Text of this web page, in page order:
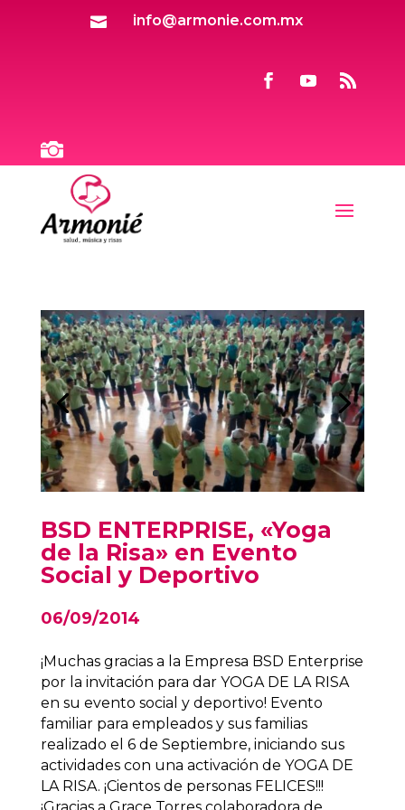
 info@armonie.com.mx

BSD ENTERPRISE, «Yoga
de la Risa» en Evento
Social y Deportivo
06/09/2014
¡Muchas gracias a la Empresa BSD Enterprise
por la invitación para dar YOGA DE LA RISA
en su evento social y deportivo! Evento
familiar para empleados y sus familias
realizado el 6 de Septiembre, iniciando sus
actividades con una activación de YOGA DE
LA RISA. ¡Cientos de personas FELICES!!!